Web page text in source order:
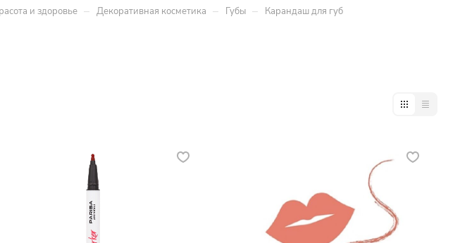
и здоровье – Декоративная косметика – Губы – Карандаш для губ